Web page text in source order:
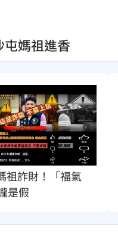
媽祖進香
祖詐財！「福氣
是假